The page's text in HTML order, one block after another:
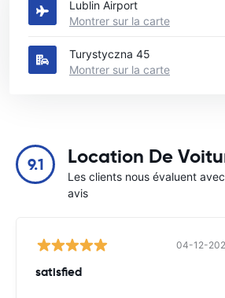
Lublin Airport
Montrer sur la carte
Turystyczna 45
Montrer sur la carte
9.1 Location De
Les clients nous évaluent
avis
04-12-
satisfied